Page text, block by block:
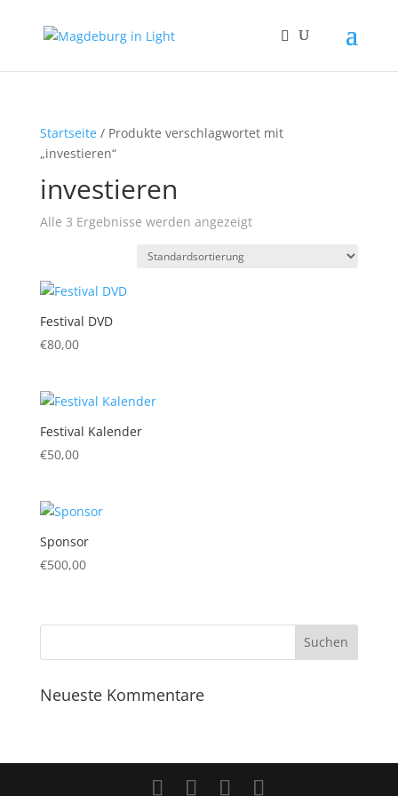
Startseite/ Produkte verschlagwortet mit
„investieren“
investieren
Alle 3 Ergebnisse werden angezeigt
Festival DVD
€80,00
Festival Kalender
€50,00
Sponsor
€500,00
Neueste Kommentare